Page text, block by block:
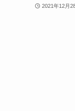
2021年12月